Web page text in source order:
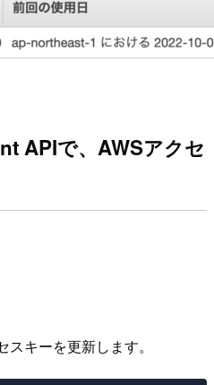
APIで、AWSアクセ
キーを更新します。